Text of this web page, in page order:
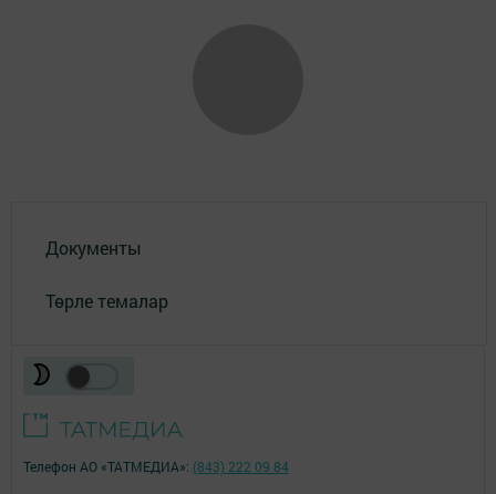
Документы
Төрле темалар
Телефон АО «ТАТМЕДИА»: (843) 222 09 84